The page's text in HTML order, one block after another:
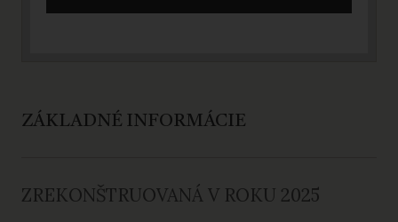
ZÁKLADNÉ INFORMÁCIE
ZREKONŠTRUOVANÁ V ROKU 2025